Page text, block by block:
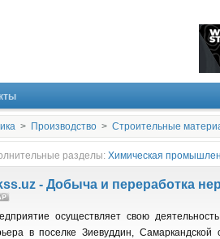
> Производство > Строительные
разделы: Химическая
- Добыча и переработка
осуществляет свою
в поселке Зиевуддин,